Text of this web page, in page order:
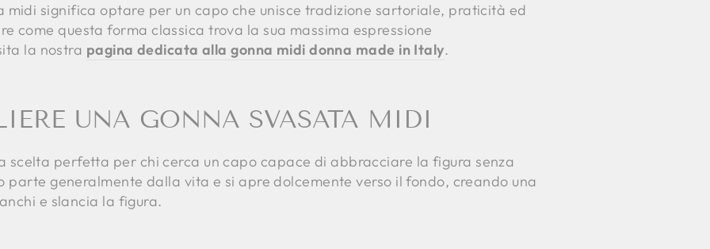
midi significa optare per un capo che unisce tradizione sartoriale, praticità ed
come questa forma classica trova la sua massima espressione
la nostra pagina dedicata alla gonna midi donna made in Italy.
UNA GONNA SVASATA MIDI
scelta perfetta per chi cerca un capo capace di abbracciare la figura senza
parte generalmente dalla vita e si apre dolcemente verso il fondo, creando una
e slancia la figura.